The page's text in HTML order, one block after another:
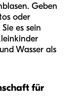
Geben
oder
es sein
Wasser als
für